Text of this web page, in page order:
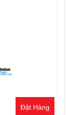
Đặt Hàng